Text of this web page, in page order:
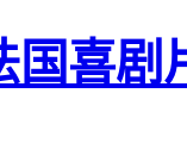
国喜剧